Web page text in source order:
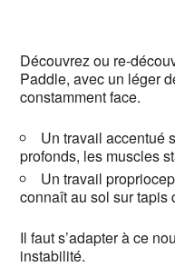
Découvrez ou re-
Paddle, avec un léger
constamment face.
Un travail accentué
profonds, les muscles
Un travail
connaît au sol sur tapis
Il faut s’adapter à ce
instabilité.